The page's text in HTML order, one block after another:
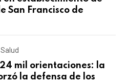
San Francisco de
Salud
mil orientaciones: la
la defensa de los